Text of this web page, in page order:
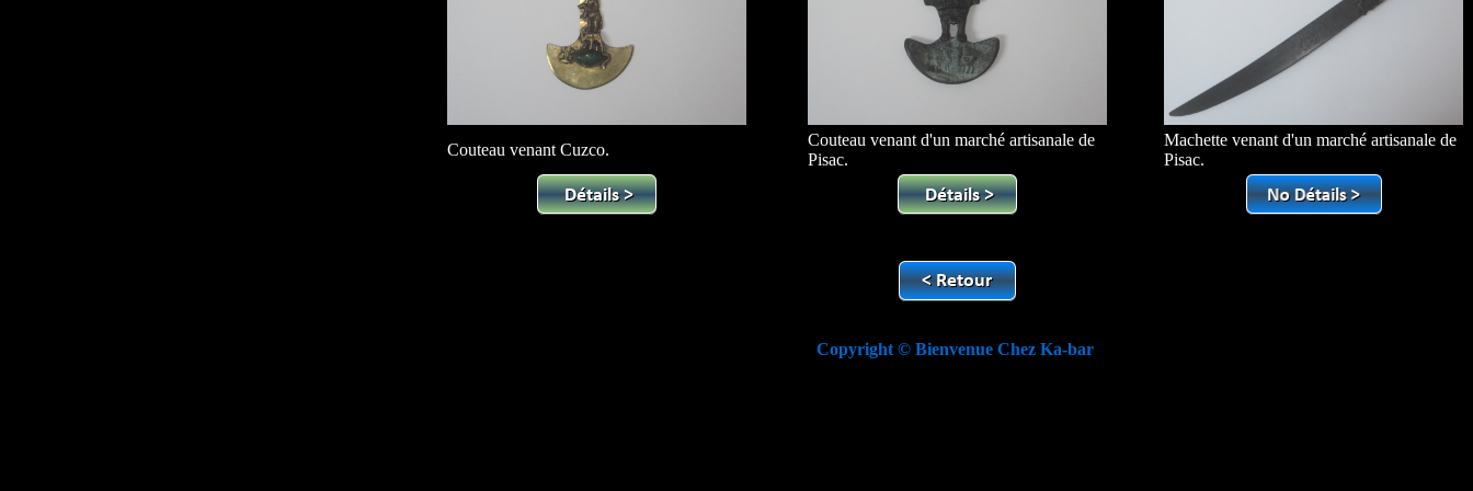
Couteau venant Cuzco.
Couteau venant d'un marché artisanale de
Pisac.
Machette venant d'un marché artisanale de
Pisac.
Copyright © Bienvenue Chez Ka-bar